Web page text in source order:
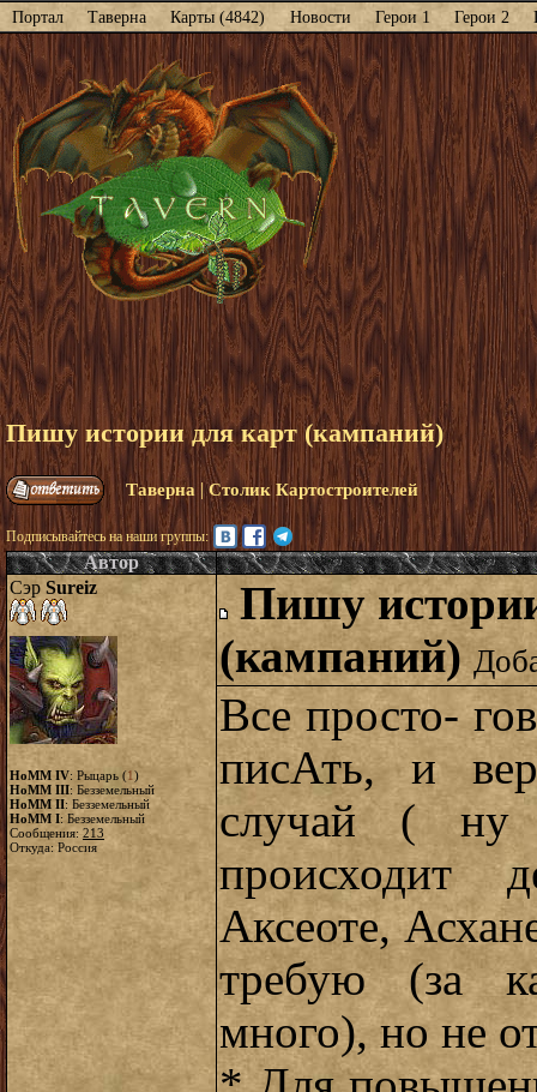
Портал Таверна Карты (4842) Новости Герои 1 Герои 2
Пишу истории для карт (кампаний)
Таверна |Столик Картостроителей
Подписывайтесь на наши группы:
Автор
Сэр Sureiz
HoMM IV: Рыцарь (1)
HoMM III: Безземельный
HoMM II: Безземельный
HoMM I: Безземельный
Сообщения: 213
Откуда: Россия
Пишу
(кампаний)
Все просто-
писАть, и
случай ( ну
происходит
Аксеоте,
требую (за
много), но не